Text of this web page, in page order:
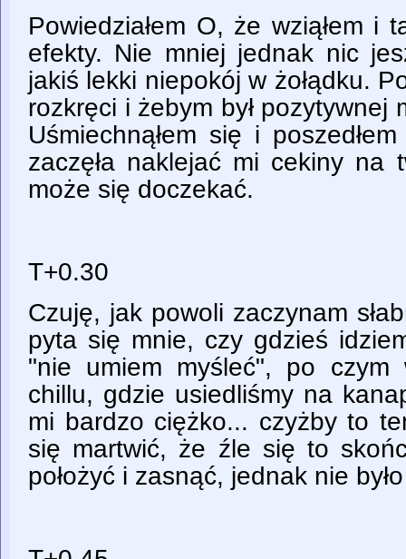
Powiedziałem O, że wziąłem i
efekty. Nie mniej jednak nic
jakiś lekki niepokój w żołądku.
rozkręci i żebym był pozytywnej
Uśmiechnąłem się i
zaczęła naklejać mi cekiny na
może się doczekać.
T+0.30
Czuję, jak powoli zaczynam
pyta się mnie, czy gdzieś
"nie umiem myśleć", po czym
chillu, gdzie usiedliśmy na
mi bardzo ciężko... czyżby to
się martwić, że źle się to
położyć i zasnąć, jednak nie